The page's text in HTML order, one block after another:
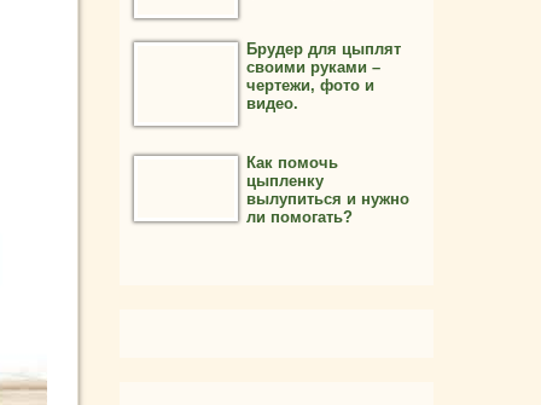
Брудер для цыплят
своими руками –
чертежи, фото и
видео.
Как помочь
цыпленку
вылупиться и нужно
ли помогать?